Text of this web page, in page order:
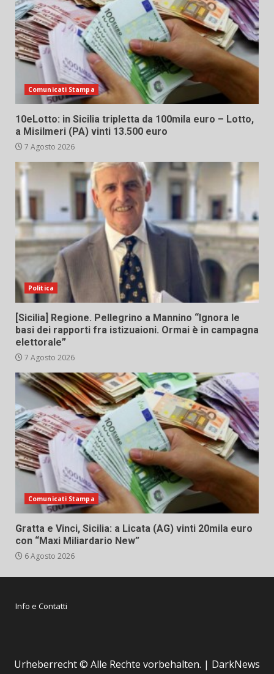
Comunicati Stampa
10eLotto: in Sicilia tripletta da 100mila euro – Lotto,
a Misilmeri (PA) vinti 13.500 euro
7 Agosto 2026
Politica
[Sicilia] Regione. Pellegrino a Mannino “Ignora le
basi dei rapporti fra istizuaioni. Ormai è in campagna
elettorale”
7 Agosto 2026
Comunicati Stampa
Gratta e Vinci, Sicilia: a Licata (AG) vinti 20mila euro
con “Maxi Miliardario New”
6 Agosto 2026
Info e Contatti
Urheberrecht © Alle Rechte vorbehalten. | DarkNews